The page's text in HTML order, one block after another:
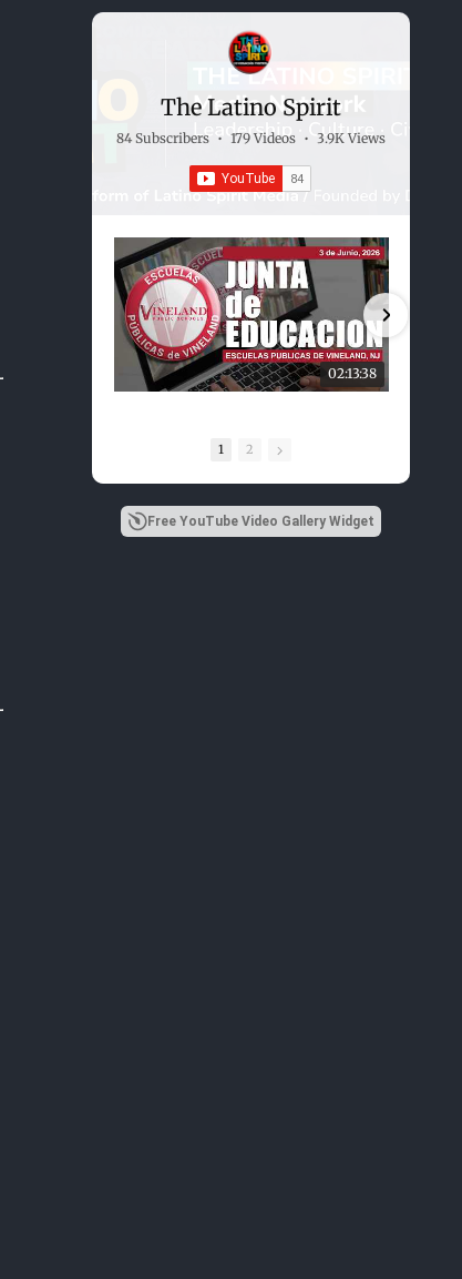
The Latino Spirit
84 Subscribers • 179 Videos • 3.9K Views
02:13:38
1 2
Free YouTube Video Gallery Widget